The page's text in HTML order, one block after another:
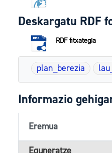
Deskargatu RDF
RDF fitxategia
plan_berezia
Informazio
Eremua